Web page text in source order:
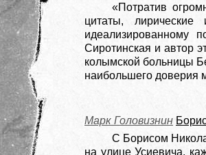
«Потратив
цитаты,
идеализированному
Сиротинская и автор
колымской больницы
наибольшего
Марк Головизнин
С Борисом
на улице Усиевича,